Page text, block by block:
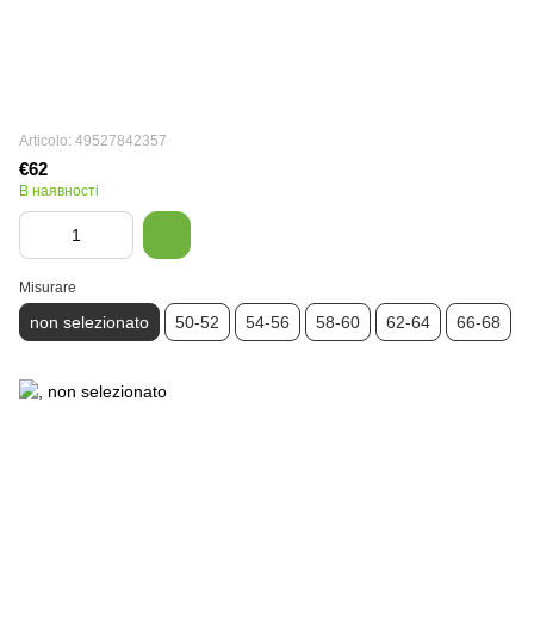
Articolo: 49527842357
€62
В наявності
Misurare
non selezionato 50-52 54-56 58-60 62-64 66-68